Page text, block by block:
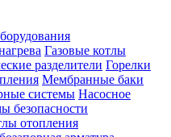
Газовые котлы
разделители Горелки
Мембранные баки
системы Насосное
безопасности
отопления